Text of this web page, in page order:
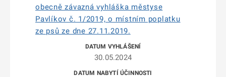
obecně závazná vyhláška městyse
Pavlíkov č. 1/2019, o místním poplatku
ze psů ze dne 27.11.2019.
30.05.2024